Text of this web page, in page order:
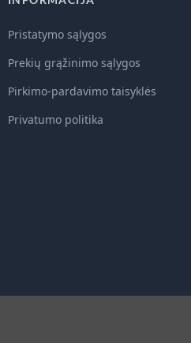
Pristatymo sąlygos
Prekių grąžinimo sąlygos
Pirkimo-pardavimo taisyklės
Privatumo politika